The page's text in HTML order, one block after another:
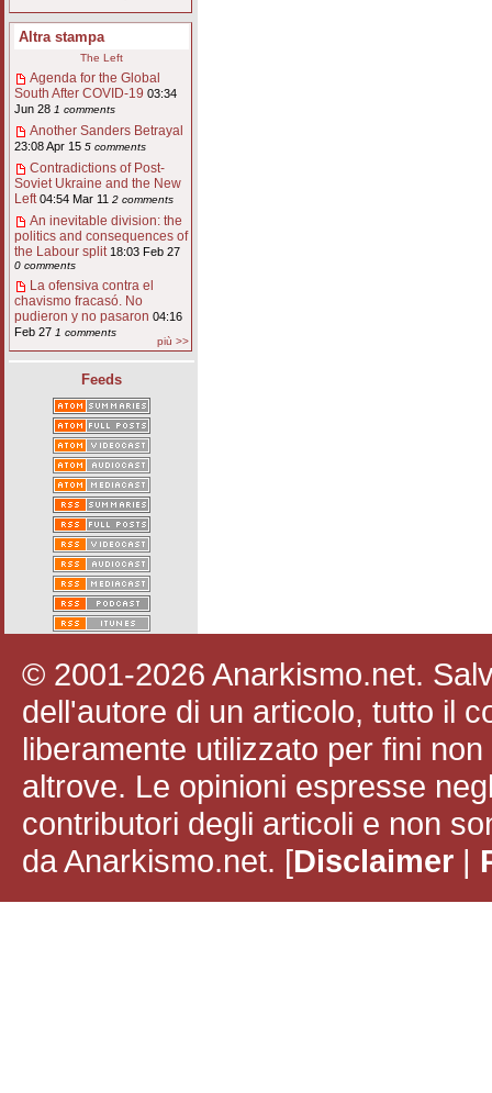
Altra stampa
The Left
Agenda for the Global
South After COVID-19 03:34
Jun 28 1 comments
Another Sanders Betrayal
23:08 Apr 15 5 comments
Contradictions of Post-
Soviet Ukraine and the New
Left 04:54 Mar 11 2 comments
An inevitable division: the
politics and consequences of
the Labour split 18:03 Feb 27
0 comments
La ofensiva contra el
chavismo fracasó. No
pudieron y no pasaron 04:16
Feb 27 1 comments
più >>
Feeds
© 2001-2026 Anarkismo.net.
dell'autore di un articolo, tutto il
liberamente utilizzato per fini
altrove. Le opinioni espresse
contributori degli articoli e non
da Anarkismo.net. [Disclaimer |